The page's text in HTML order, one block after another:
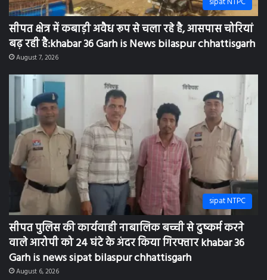
सीपत क्षेत्र में कबाड़ी अवैध रूप से चला रहे है, आसपास चोरियां
बढ़ रही है:khabar 36 Garh is News bilaspur chhattisgarh
August 7, 2026
sipat NTPC
सीपत पुलिस की कार्यवाही नाबालिक बच्ची से दुष्कर्म करने
वाले आरोपी को 24 घंटे के अंदर किया गिरफ्तार khabar 36
Garh is news sipat bilaspur chhattisgarh
August 6, 2026